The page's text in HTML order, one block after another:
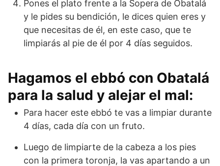
Pones el plato frente a la Sopera de Obatalá
y le pides su bendición, le dices quien eres y
que necesitas de él, en este caso, que te
limpiarás al pie de él por 4 días seguidos.
Hagamos el ebbó con Obatalá
para la salud y alejar el mal:
Para hacer este ebbó te vas a limpiar durante
4 días, cada día con un fruto.
Luego de limpiarte de la cabeza a los pies
con la primera toronja, la vas apartando a un